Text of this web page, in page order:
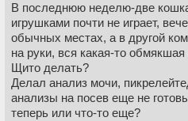
В последнюю неделю-две
игрушками почти не играет,
обычных местах, а в другой
на руки, вся какая-то
Щито делать?
Делал анализ мочи,
анализы на посев еще не
теперь или что-то еще?